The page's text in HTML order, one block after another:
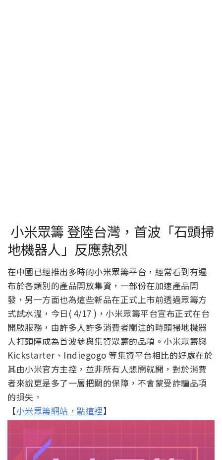
小米眾籌 登陸台灣，首波「石頭掃
地機器人」反應熱烈
在中國已經推出多時的小米眾籌平台，經常看到有遍
布於各類別的產品開放集資，一部份在加速產品開
發，另一方面也為這些新品在正式上市前透過眾籌方
式試水溫，今日( 4/17 )，小米眾籌平台宣布正式在台
開啟服務，由許多人許多消費者關注的時頭掃地機器
人打頭陣成為首波參與集資眾籌的品項。小米眾籌與
Kickstarter、Indiegogo 等集資平台相比的好處在於
其由小米官方主控，並非所有人想開就開，對於消費
者來說更是多了一層把關的保障，不會蒙受詐騙品項
的損失。
【小米眾籌網站，點這裡】